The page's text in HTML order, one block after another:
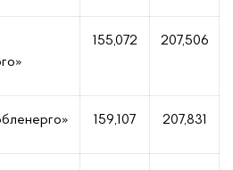
155,072 207,506
159,107 207,831